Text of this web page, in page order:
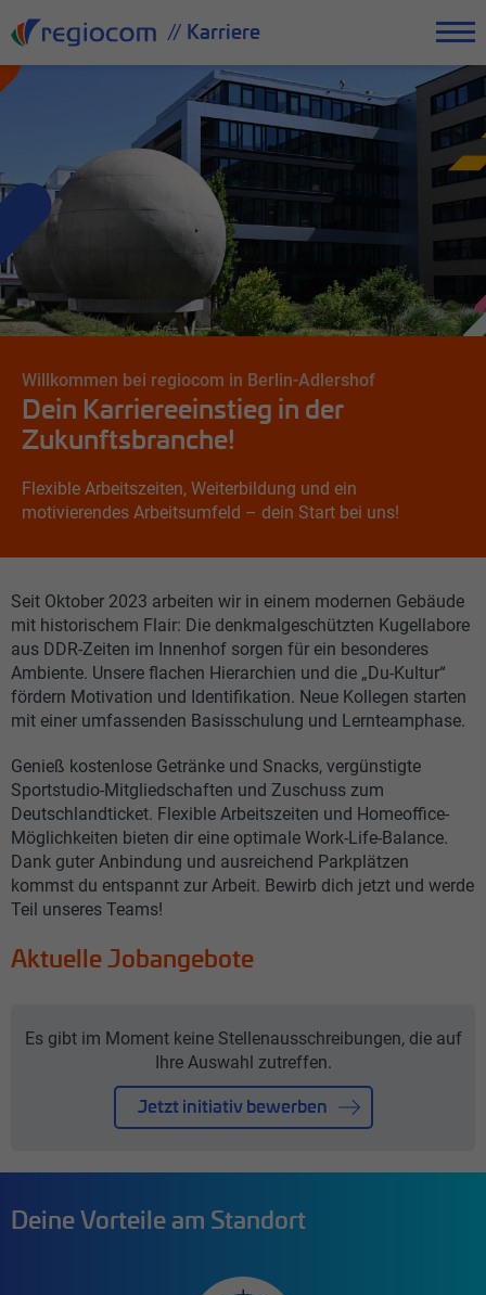
// Karriere
Innenhof sorgen für ein besonderes Ambiente.
Willkommen bei regiocom in Berlin-Adlershof
Dein Karriereeinstieg in der
Zukunftsbranche!
Flexible Arbeitszeiten, Weiterbildung und ein
motivierendes Arbeitsumfeld – dein Start bei uns!
Seit Oktober 2023 arbeiten wir in einem modernen Gebäude
mit historischem Flair: Die denkmalgeschützten Kugellabore
aus DDR-Zeiten im Innenhof sorgen für ein besonderes
Ambiente. Unsere flachen Hierarchien und die „Du-Kultur“
fördern Motivation und Identifikation. Neue Kollegen starten
mit einer umfassenden Basisschulung und Lernteamphase.
Genieß kostenlose Getränke und Snacks, vergünstigte
Sportstudio-Mitgliedschaften und Zuschuss zum
Deutschlandticket. Flexible Arbeitszeiten und Homeoffice-
Möglichkeiten bieten dir eine optimale Work-Life-Balance.
Dank guter Anbindung und ausreichend Parkplätzen
kommst du entspannt zur Arbeit. Bewirb dich jetzt und werde
Teil unseres Teams!
Aktuelle Jobangebote
Es gibt im Moment keine Stellenausschreibungen, die auf
Ihre Auswahl zutreffen.
Jetzt initiativ bewerben
Deine Vorteile am Standort